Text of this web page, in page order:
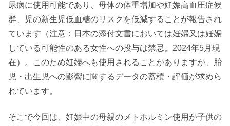
尿病に使用可能であり、母体の体重増加や妊娠高血圧症候
群、児の新生児低血糖のリスクを低減することが報告され
ています（注意：日本の添付文書においては妊婦又は妊娠
している可能性のある女性への投与は禁忌。2024年5月現
在）。このため妊婦へも使用されることがありますが、胎
児・出生児への影響に関するデータの蓄積・評価が求めら
れています。
そこで今回は、妊娠中の母親のメトホルミン使用が子供の